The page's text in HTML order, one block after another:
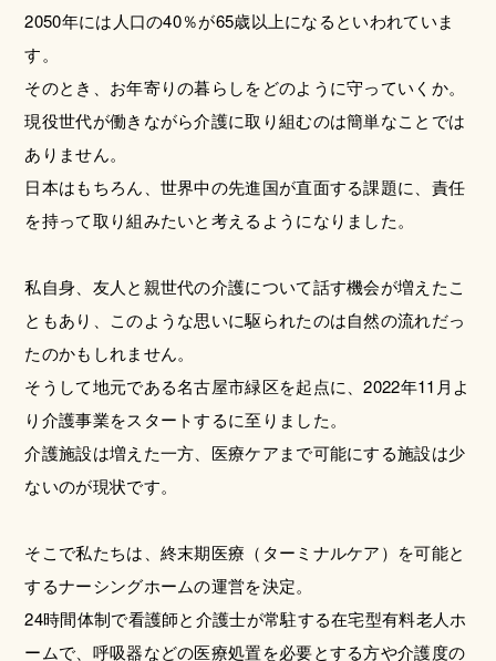
2050年には人口の40％が65歳以上になるといわれていま
す。
そのとき、お年寄りの暮らしをどのように守っていくか。
現役世代が働きながら介護に取り組むのは簡単なことでは
ありません。
日本はもちろん、世界中の先進国が直面する課題に、責任
を持って取り組みたいと考えるようになりました。
私自身、友人と親世代の介護について話す機会が増えたこ
ともあり、このような思いに駆られたのは自然の流れだっ
たのかもしれません。
そうして地元である名古屋市緑区を起点に、2022年11月よ
り介護事業をスタートするに至りました。
介護施設は増えた一方、医療ケアまで可能にする施設は少
ないのが現状です。
そこで私たちは、終末期医療（ターミナルケア）を可能と
するナーシングホームの運営を決定。
24時間体制で看護師と介護士が常駐する在宅型有料老人ホ
ームで、呼吸器などの医療処置を必要とする方や介護度の